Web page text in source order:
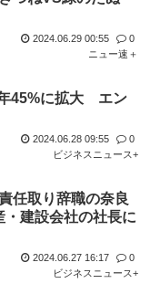
で高須幹弥にキレる
2024.06.29 00:55
0
ニュー速＋
45%に拡大 エン
2024.06.28 09:55
0
ビジネスニュース+
任取り辞職の奈良
建設会社の社長に
2024.06.27 16:17
0
ビジネスニュース+